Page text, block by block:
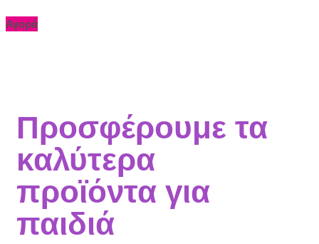
Αγορά
Προσφέρουμε τα
καλύτερα
προϊόντα για
παιδιά